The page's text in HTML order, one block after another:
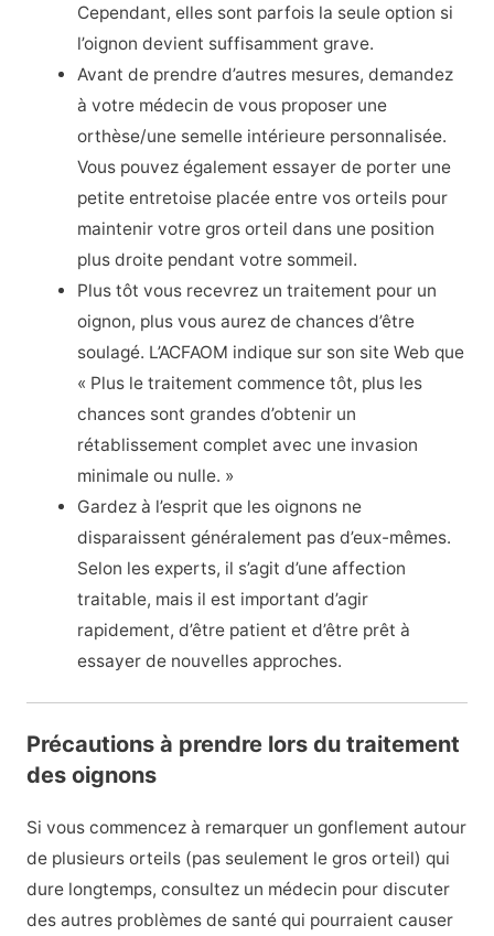
Cependant, elles sont parfois la seule option si
l’oignon devient suffisamment grave.
Avant de prendre d’autres mesures, demandez
à votre médecin de vous proposer une
orthèse/une semelle intérieure personnalisée.
Vous pouvez également essayer de porter une
petite entretoise placée entre vos orteils pour
maintenir votre gros orteil dans une position
plus droite pendant votre sommeil.
Plus tôt vous recevrez un traitement pour un
oignon, plus vous aurez de chances d’être
soulagé. L’ACFAOM indique sur son site Web que
« Plus le traitement commence tôt, plus les
chances sont grandes d’obtenir un
rétablissement complet avec une invasion
minimale ou nulle. »
Gardez à l’esprit que les oignons ne
disparaissent généralement pas d’eux-mêmes.
Selon les experts, il s’agit d’une affection
traitable, mais il est important d’agir
rapidement, d’être patient et d’être prêt à
essayer de nouvelles approches.
Précautions à prendre lors du traitement
des oignons
Si vous commencez à remarquer un gonflement autour
de plusieurs orteils (pas seulement le gros orteil) qui
dure longtemps, consultez un médecin pour discuter
des autres problèmes de santé qui pourraient causer